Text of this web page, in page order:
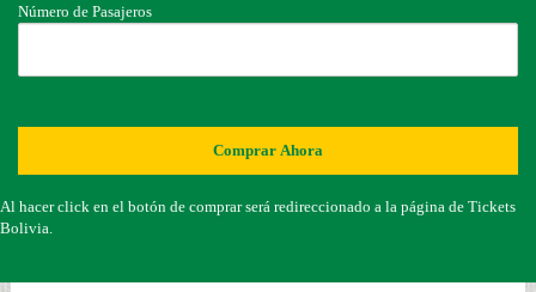
Número de Pasajeros
Comprar Ahora
Al hacer click en el botón de comprar será redireccionado a la página de Tickets
Bolivia.